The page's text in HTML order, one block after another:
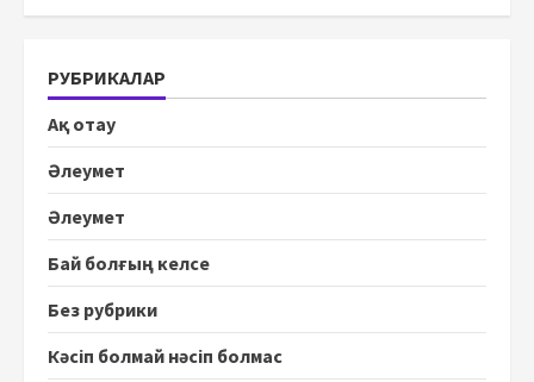
РУБРИКАЛАР
Ақ отау
Әлеумет
Әлеумет
Бай болғың келсе
Без рубрики
Кәсіп болмай нәсіп болмас